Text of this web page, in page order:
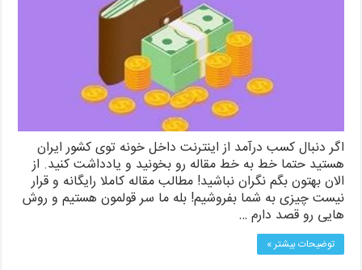
اگر دنبال کسب درآمد از اینترنت داخل خونه توی کشور ایران
هستید حتما خط به خط مقاله رو بخونید و یادداشت کنید. از
الان بهتون بگم نگران نباشید! مطالب مقاله کاملا رایگانه و قرار
نیست چیزی به شما بفروشیم! بله ما سر قولمون هستیم و روش
هایی رو قصد دارم …
توضیحات بیشتر »